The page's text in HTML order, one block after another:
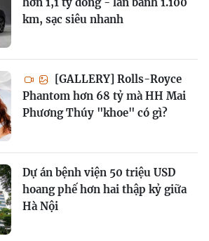
km, sạc siêu nhanh
[GALLERY] Rolls-Royce
Phantom hơn 68 tỷ mà HH Mai
Phương Thúy "khoe" có gì?
Dự án bệnh viện 50 triệu USD
hoang phế hơn hai thập kỷ giữa
Hà Nội